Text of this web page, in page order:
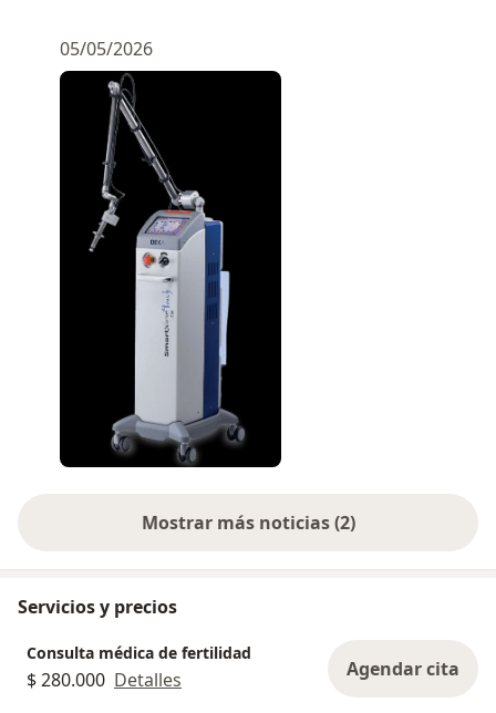
05/05/2026
Mostrar más noticias (2)
Servicios y precios
Consulta médica de fertilidad
$ 280.000 Detalles Agendar cita